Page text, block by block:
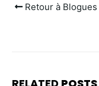
Retour à Blogues